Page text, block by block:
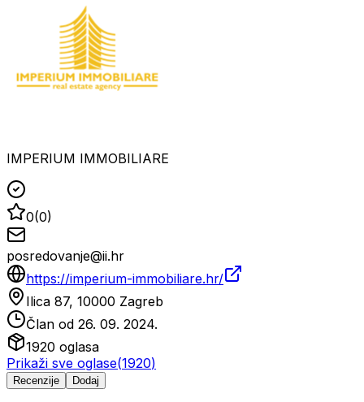
IMPERIUM IMMOBILIARE
0(0)
posredovanje@ii.hr
https://imperium-immobiliare.hr/
Ilica 87, 10000 Zagreb
Član od 26. 09. 2024.
1920 oglasa
Prikaži sve oglase(1920)
Recenzije Dodaj